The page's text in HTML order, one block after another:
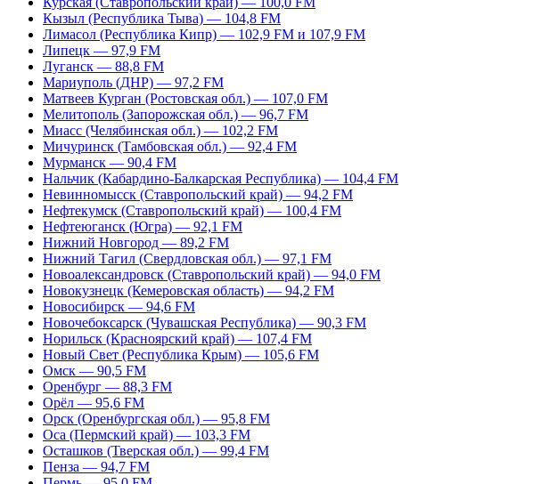
Кызыл (Республика Тыва) — 104,8 FM
Лимасол (Республика Кипр) — 102,9 FM и 107,9 FM
Липецк — 97,9 FM
Луганск — 88,8 FM
Мариуполь (ДНР) — 97,2 FM
Матвеев Курган (Ростовская обл.) — 107,0 FM
Мелитополь (Запорожская обл.) — 96,7 FM
Миасс (Челябинская обл.) — 102,2 FM
Мичуринск (Тамбовская обл.) — 92,4 FM
Мурманск — 90,4 FM
Нальчик (Кабардино-Балкарская Республика) — 104,4 FM
Невинномысск (Ставропольский край) — 94,2 FM
Нефтекумск (Ставропольский край) — 100,4 FM
Нефтеюганск (Югра) — 92,1 FM
Нижний Новгород — 89,2 FM
Нижний Тагил (Свердловская обл.) — 97,1 FM
Новоалександровск (Ставропольский край) — 94,0 FM
Новокузнецк (Кемеровская область) — 94,2 FM
Новосибирск — 94,6 FM
Новочебоксарск (Чувашская Республика) — 90,3 FM
Норильск (Красноярский край) — 107,4 FM
Новый Свет (Республика Крым) — 105,6 FM
Омск — 90,5 FM
Оренбург — 88,3 FM
Орёл — 95,6 FM
Орск (Оренбургская обл.) — 95,8 FM
Оса (Пермский край) — 103,3 FM
Осташков (Тверская обл.) — 99,4 FM
Пенза — 94,7 FM